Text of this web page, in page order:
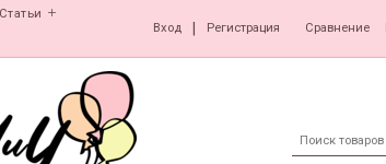
Статьи
Вход Регистрация Сравнение